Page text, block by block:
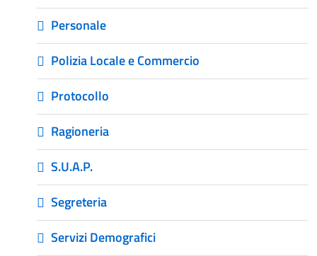
Personale
Polizia Locale e Commercio
Protocollo
Ragioneria
S.U.A.P.
Segreteria
Servizi Demografici